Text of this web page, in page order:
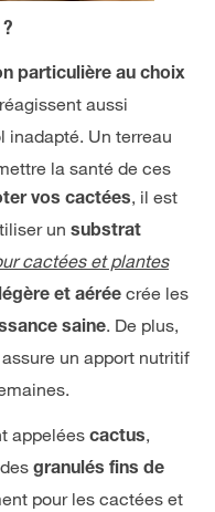
particulière au choix
aussi
inadapté. Un terreau
la santé de ces
vos cactées, il est
un substrat
cactées et plantes
et aérée crée les
saine. De plus,
assure un apport nutritif
appelées cactus,
granulés fins de
pour les cactées et